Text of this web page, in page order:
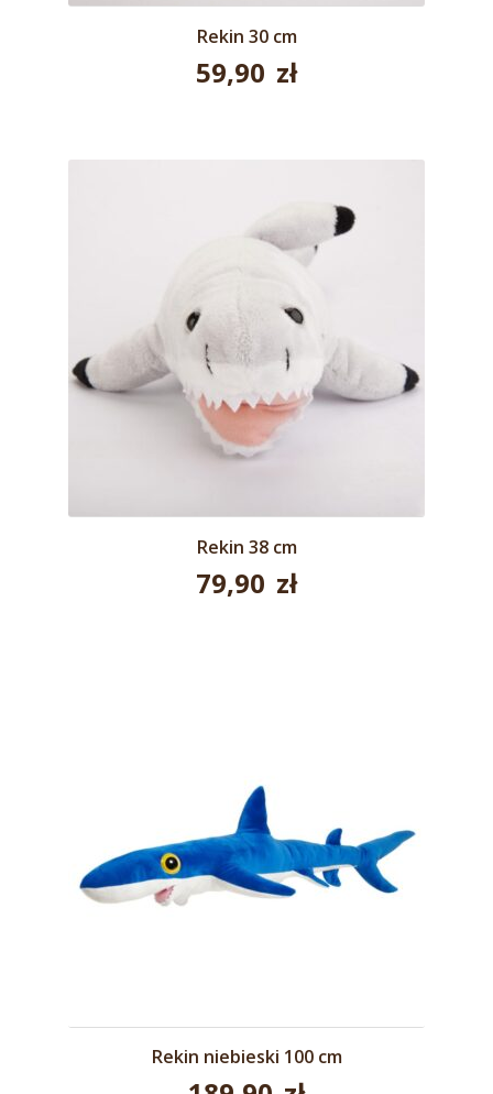
Rekin 30 cm
59,90 zł
Rekin 38 cm
79,90 zł
Rekin niebieski 100 cm